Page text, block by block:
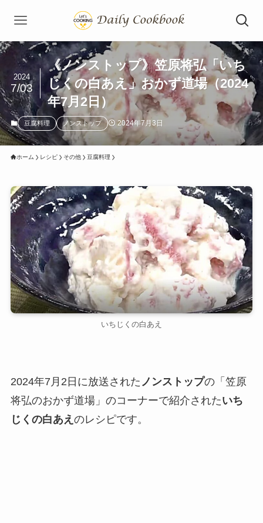
《ノンストップ》笠原将弘「いち
じくの白あえ」おかず道場（2024
年7月2日）
2024
7/03
豆腐料理 ノンストップ 2024年7月3日
ホーム レシピ その他 豆腐料理
いちじくの白あえ
2024年7月2日に放送された ノンストップの「笠原
将弘のおかず道場」のコーナーで紹介されたいち
じくの白あえ のレシピです。